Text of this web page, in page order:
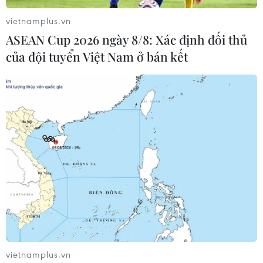
#Chuyển đổi số
#Việt Nam-Singapore
Singapore
Theo dõi VietnamPlus
TIN LIÊN QUAN
vietnamplus.vn
ASEAN Cup 2026 ngày 8/8: Xác định đối thủ
của đội tuyển Việt Nam ở bán kết
vietnamplus.vn